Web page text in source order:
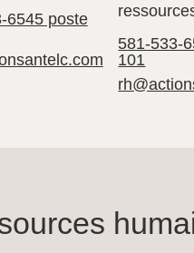
6545 poste
581-533-
101